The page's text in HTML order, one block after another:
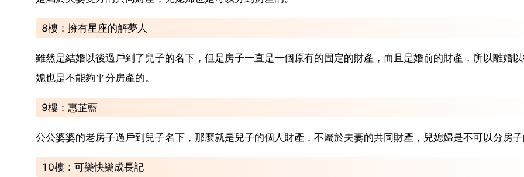
8樓：擁有星座的解夢人
雖然是結婚以後過戶到了兒子的名下，但是房子一直是一個原有的固定的財產，而且是婚前的財產，所以離婚
媳也是不能夠平分房產的。
9樓：惠芷藍
公公婆婆的老房子過戶到兒子名下，那麼就是兒子的個人財產，不屬於夫妻的共同財產，兒媳婦是不可以分房子
10樓：可樂快樂成長記